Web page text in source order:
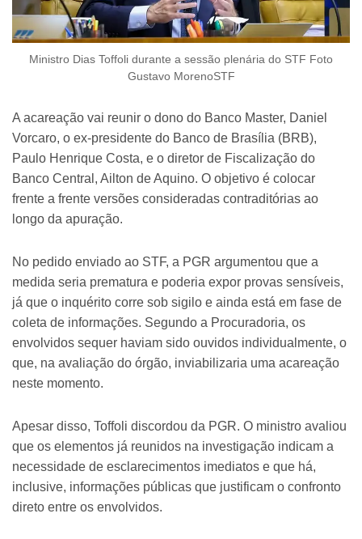
Ministro Dias Toffoli durante a sessão plenária do STF Foto
Gustavo MorenoSTF
A acareação vai reunir o dono do Banco Master, Daniel
Vorcaro, o ex-presidente do Banco de Brasília (BRB),
Paulo Henrique Costa, e o diretor de Fiscalização do
Banco Central, Ailton de Aquino. O objetivo é colocar
frente a frente versões consideradas contraditórias ao
longo da apuração.
No pedido enviado ao STF, a PGR argumentou que a
medida seria prematura e poderia expor provas sensíveis,
já que o inquérito corre sob sigilo e ainda está em fase de
coleta de informações. Segundo a Procuradoria, os
envolvidos sequer haviam sido ouvidos individualmente, o
que, na avaliação do órgão, inviabilizaria uma acareação
neste momento.
Apesar disso, Toffoli discordou da PGR. O ministro avaliou
que os elementos já reunidos na investigação indicam a
necessidade de esclarecimentos imediatos e que há,
inclusive, informações públicas que justificam o confronto
direto entre os envolvidos.